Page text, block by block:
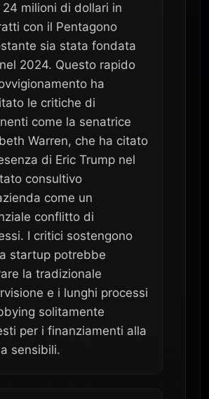
24 milioni di dollari in
con il Pentagono
sia stata fondata
2024. Questo rapido
ha
le critiche di
come la senatrice
Warren, che ha citato
di Eric Trump nel
consultivo
come un
conflitto di
I critici sostengono
startup potrebbe
la tradizionale
e i lunghi processi
solitamente
per i finanziamenti alla
sensibili.